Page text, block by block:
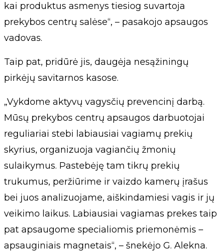
kai produktus asmenys tiesiog suvartoja
prekybos centrų salėse“, – pasakojo apsaugos
vadovas.
Taip pat, pridūrė jis, daugėja nesąžiningų
pirkėjų savitarnos kasose.
„Vykdome aktyvų vagysčių prevencinį darbą.
Mūsų prekybos centrų apsaugos darbuotojai
reguliariai stebi labiausiai vagiamų prekių
skyrius, organizuoja vagiančių žmonių
sulaikymus. Pastebėję tam tikrų prekių
trukumus, peržiūrime ir vaizdo kamerų įrašus
bei juos analizuojame, aiškindamiesi vagis ir jų
veikimo laikus. Labiausiai vagiamas prekes taip
pat apsaugome specialiomis priemonėmis –
apsauginiais magnetais“, – šnekėjo G. Alekna.